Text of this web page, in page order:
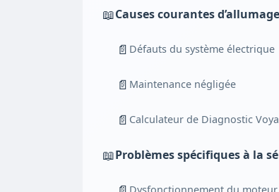
📖Causes courantes
📄 Défauts du système électrique
📄 Maintenance négligée
📄 Calculateur de Diagnostic
📖Problèmes spécifiques à la